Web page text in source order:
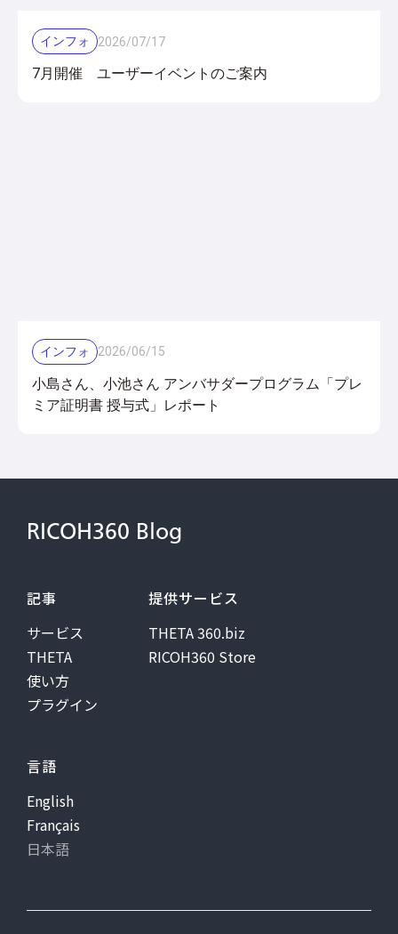
インフォ 2026/07/17
7月開催 ユーザーイベントのご案内
インフォ 2026/06/15
小島さん、小池さん アンバサダープログラム「プレ
ミア証明書 授与式」レポート
RICOH360 Blog
記事
サービス
THETA
使い方
プラグイン
提供サービス
THETA 360.biz
RICOH360 Store
言語
English
Français
日本語